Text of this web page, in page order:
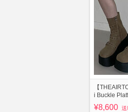
【
i Buckle
¥8,600 送